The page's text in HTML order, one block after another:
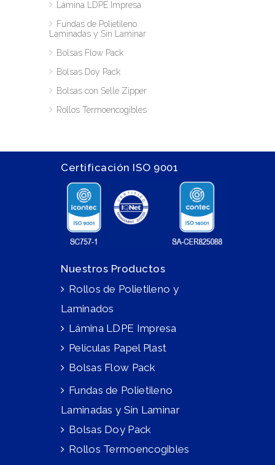
Lámina LDPE Impresa
Fundas de Polietileno
Laminadas y Sin Laminar
Bolsas Flow Pack
Bolsas Doy Pack
Bolsas con Selle Zipper
Rollos Termoencogibles
Certificación ISO 9001
Nuestros Productos
Rollos de Polietileno y
Laminados
Lámina LDPE Impresa
Películas Papel Plast
Bolsas Flow Pack
Fundas de Polietileno
Laminadas y Sin Laminar
Bolsas Doy Pack
Rollos Termoencogibles